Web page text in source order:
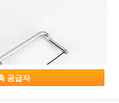
공급자